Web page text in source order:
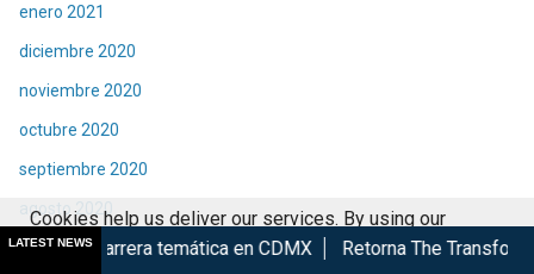
enero 2021
diciembre 2020
noviembre 2020
octubre 2020
septiembre 2020
agosto 2020
julio 2020
LATEST NEWS
temática en CDMX Retorna The Transformers: The Movie
Cookies help us deliver our services. By using our
services, you agree to our use of cookies.
Got it